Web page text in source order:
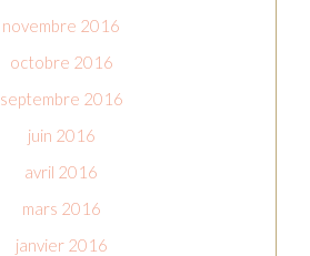
novembre 2016
octobre 2016
septembre 2016
juin 2016
avril 2016
mars 2016
janvier 2016